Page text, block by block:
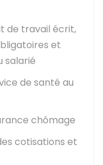
de travail écrit,
et
salarié
de santé au
chômage
cotisations et